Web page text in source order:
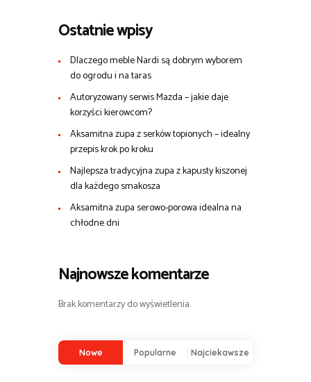
Ostatnie wpisy
Dlaczego meble Nardi są dobrym wyborem
do ogrodu i na taras
Autoryzowany serwis Mazda – jakie daje
korzyści kierowcom?
Aksamitna zupa z serków topionych – idealny
przepis krok po kroku
Najlepsza tradycyjna zupa z kapusty kiszonej
dla każdego smakosza
Aksamitna zupa serowo-porowa idealna na
chłodne dni
Najnowsze komentarze
Brak komentarzy do wyświetlenia.
Nowe Popularne Najciekawsze